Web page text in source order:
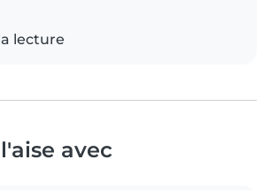
lecture
avec